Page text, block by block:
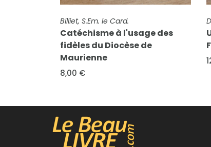
FICHE COMPLÈTE
Duroy, M.
Un Saint très imitable, Saint
François de Sales
12,00 €